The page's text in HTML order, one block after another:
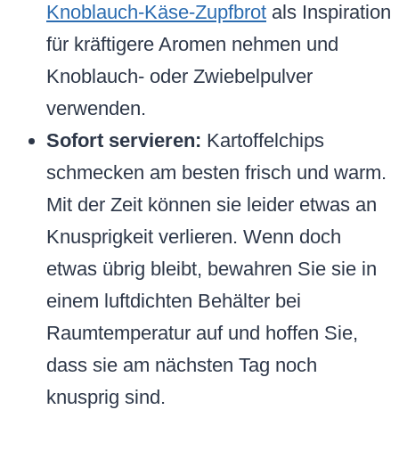
Knoblauch-Käse-Zupfbrot als Inspiration
für kräftigere Aromen nehmen und
Knoblauch- oder Zwiebelpulver
verwenden.
Sofort servieren: Kartoffelchips
schmecken am besten frisch und warm.
Mit der Zeit können sie leider etwas an
Knusprigkeit verlieren. Wenn doch
etwas übrig bleibt, bewahren Sie sie in
einem luftdichten Behälter bei
Raumtemperatur auf und hoffen Sie,
dass sie am nächsten Tag noch
knusprig sind.